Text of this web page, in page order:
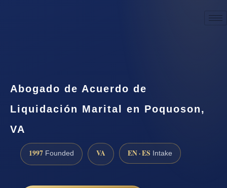
Abogado de Acuerdo de
Liquidación Marital en Poquoson,
VA
1997 Founded VA EN · ES Intake